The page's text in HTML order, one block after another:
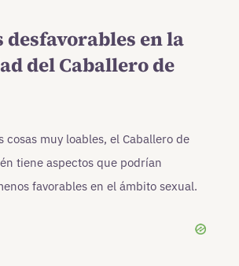
desfavorables en la
del Caballero de
cosas muy loables, el Caballero de
tiene aspectos que podrían
favorables en el ámbito sexual.